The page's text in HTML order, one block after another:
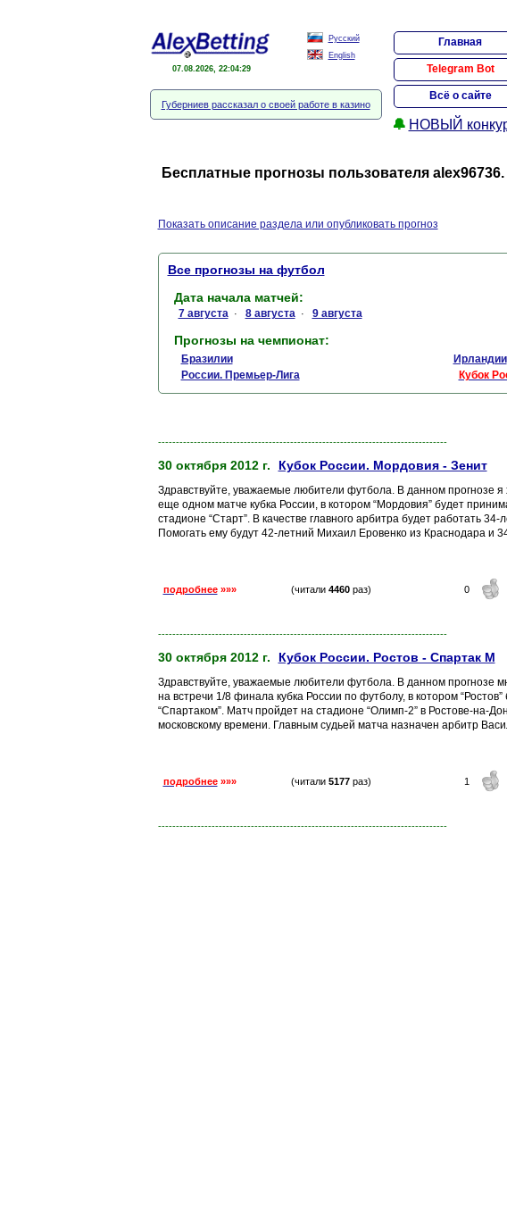
07.08.2026, 22:04:30
Русский
English
Главная
Telegram Bot
Всё о сайте
🔔 НОВЫЙ
Губерниев рассказал о своей работе в казино
Бесплатные прогнозы пользователя
Показать описание раздела или опубликовать прогноз
Все прогнозы на футбол
Дата начала матчей:
7 августа · 8 августа · 9 августа
Прогнозы на чемпионат:
Бразилии
Ирландии
России. Премьер-Лига
Кубок
---------------------------------------------------------------------------------
30 октября 2012 г. Кубок России. Мордовия - Зенит
Здравствуйте, уважаемые любители футбола. В данном прогнозе
еще одном матче кубка России, в котором “Мордовия” будет
стадионе “Старт”. В качестве главного арбитра будет работать
Помогать ему будут 42-летний Михаил Еровенко из Краснодара и
подробнее »»» (читали 4460раз) 0
---------------------------------------------------------------------------------
30 октября 2012 г. Кубок России. Ростов - Спартак М
Здравствуйте, уважаемые любители футбола. В данном прогнозе
на встречи 1/8 финала кубка России по футболу, в котором
“Спартаком”. Матч пройдет на стадионе “Олимп-2” в Ростове-на-
московскому времени. Главным судьей матча назначен арбитр
подробнее »»» (читали 5177раз) 1
---------------------------------------------------------------------------------